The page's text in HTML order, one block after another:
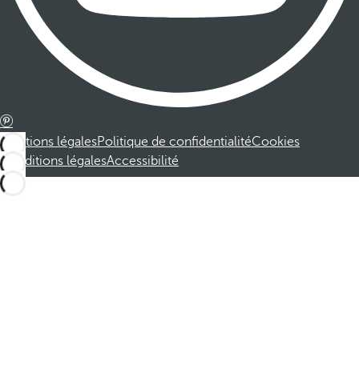
Mentions légalesPolitique de confidentialitéCookies
Conditions légalesAccessibilité